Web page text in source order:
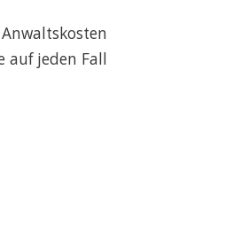
auf jeden Fall